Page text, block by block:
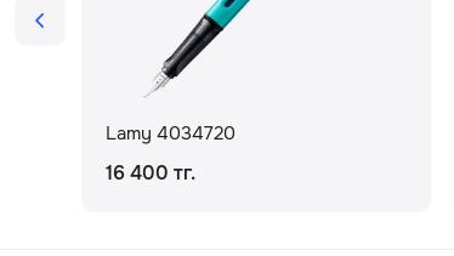
Lamy 4034720
16 400 тг.